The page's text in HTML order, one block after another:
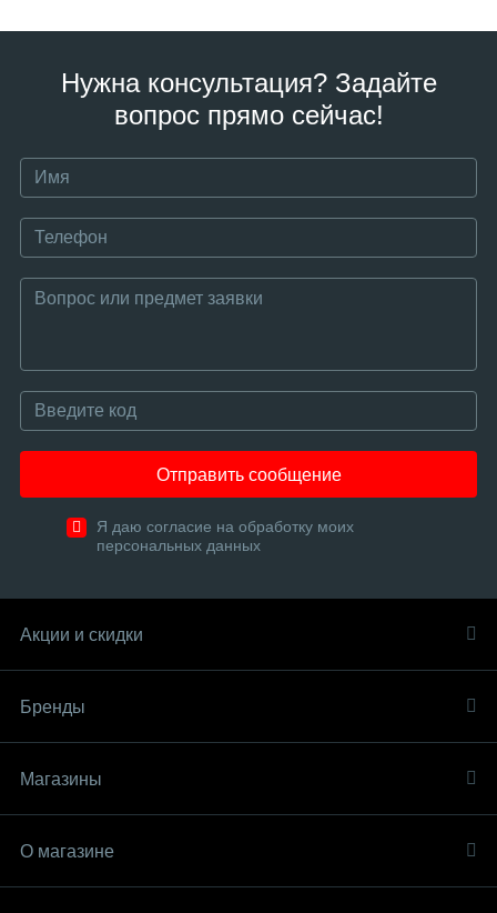
Нужна консультация? Задайте
вопрос прямо сейчас!
Отправить сообщение
Я даю согласие на обработку моих
персональных данных
Акции и скидки
Бренды
Магазины
О магазине